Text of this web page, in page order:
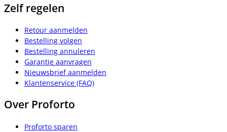
Zelf regelen
Retour aanmelden
Bestelling volgen
Bestelling annuleren
Garantie aanvragen
Nieuwsbrief aanmelden
Klantenservice (FAQ)
Over Proforto
Proforto sparen